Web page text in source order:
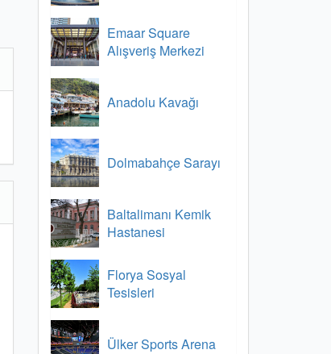
Emaar Square
Alışveriş Merkezi
Anadolu Kavağı
Dolmabahçe Sarayı
Baltalimanı Kemik
Hastanesi
Florya Sosyal
Tesisleri
Ülker Sports Arena